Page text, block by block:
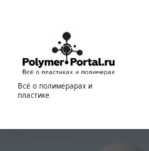
содержимому
Всё о полимерарах и
пластике